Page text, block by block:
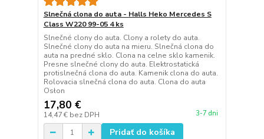
Slnečná clona do auta - Halls Heko Mercedes S
Class W220 99-05 4 ks
Slnečné clony do auta. Clony a rolety do auta.
Slnečné clony do auta na mieru. Slnečná clona do
auta na predné sklo. Clona na celne sklo kamenik.
Presne slnečné clony do auta. Elektrostatická
protislnečná clona do auta. Kamenik clona do auta.
Rolovacia slnečná clona do auta. Clona do auta
Osłon
17,80 €
14,47 € bez DPH 3-7 dni
Pridať do košíka